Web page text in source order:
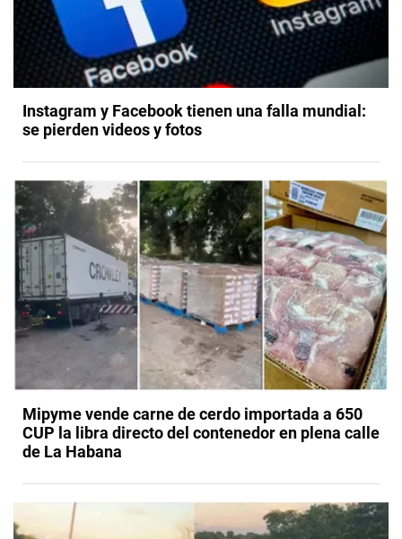
Instagram y Facebook tienen una falla mundial:
se pierden videos y fotos
Mipyme vende carne de cerdo importada a 650
CUP la libra directo del contenedor en plena calle
de La Habana